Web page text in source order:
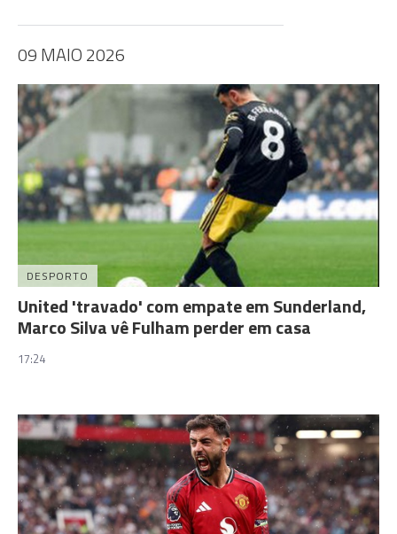
09 MAIO 2026
DESPORTO
United 'travado' com empate em Sunderland,
Marco Silva vê Fulham perder em casa
17:24